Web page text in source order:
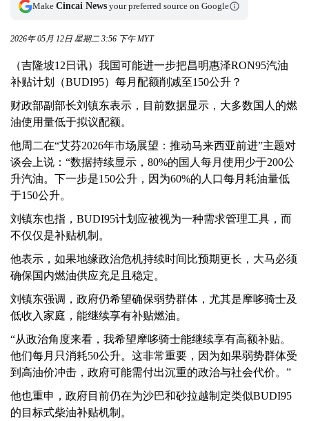
Make Cincai News your preferred source on Google
2026年 05月 12日 星期二 3:56 下午 MYT
（吉隆坡12日讯）我国可能进一步把昌明惠泽RON95汽油
补贴计划（BUDI95）每月配额削减至150公升？
财政部副部长刘镇东表示，目前数据显示，大多数国人的燃
油使用量低于拟议配额。
他周二在“艾芬2026年市场展望：推动马来西亚前进”主题对
谈会上说：“数据持续显示，80%的国人每月使用少于200公
升汽油。下一步是150公升，因为60%的人口每月耗油量低
于150公升。
刘镇东也指，BUDI95计划应被视为一种需求管理工具，而
不仅仅是补贴机制。
他表示，如果地缘政治危机持续时间比预期更长，大马必须
确保国内燃油供应充足且稳定。
刘镇东强调，政府仍希望确保弱势群体，尤其是摩哆骑士及
低收入家庭，能继续享有补贴燃油。
“从政治角度来看，我希望摩哆骑士能继续享有高额补贴。
他们每月只消耗50公升。这非常重要，因为如果弱势群体受
到高油价冲击，政府可能需付出沉重的政治与社会代价。”
他也重申，政府目前仍在为沙巴和砂拉越制定类似BUDI95
的目标式柴油补贴机制。